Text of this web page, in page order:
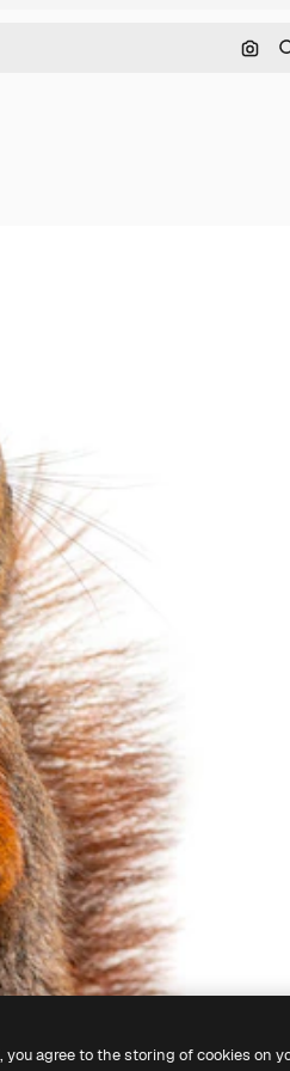
you agree to the storing of cookies on